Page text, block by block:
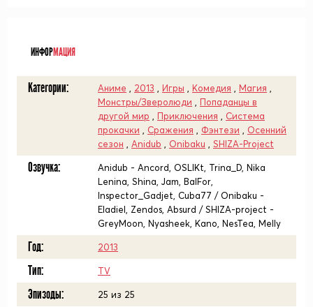
ИНФОРМАЦИЯ
Категории: Аниме 2013 Игры Комедия Магия
Монстры/Зверолюди
Попаданцы в
другой мир
Приключения
Система
прокачки
Сражения Фэнтези
Осенний
сезон
Anidub Onibaku SHIZA-Project
Озвучка:
Anidub - Ancord, OSLIKt, Trina_D, Nika
Lenina, Shina, Jam, BalFor,
Inspector_Gadjet, Cuba77 / Onibaku -
Eladiel, Zendos, Absurd / SHIZA-project -
GreyMoon, Nyasheek, Kano, NesTea, Melly
Год: 2013
Тип: TV
Эпизоды: 25 из 25